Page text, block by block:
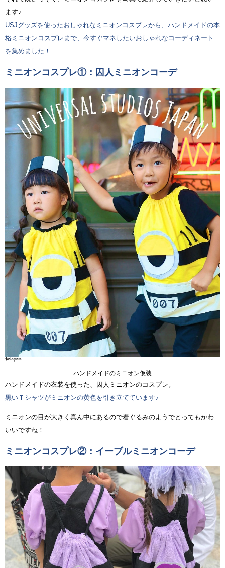
ます♪
USJグッズを使ったおしゃれなミニオンコスプレから、ハンドメイドの本
格ミニオンコスプレまで、今すぐマネしたいおしゃれなコーディネート
を集めました！
ミニオンコスプレ①：囚人ミニオンコーデ
ハンドメイドのミニオン仮装
ハンドメイドの衣装を使った、囚人ミニオンのコスプレ。
黒いＴシャツがミニオンの黄色を引き立てています♪
ミニオンの目が大きく真ん中にあるので着ぐるみのようでとってもかわ
いいですね！
ミニオンコスプレ②：イーブルミニオンコーデ